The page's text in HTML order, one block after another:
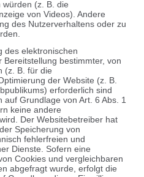
(z. B. die
von Videos). Andere
des Nutzerverhaltens oder zu
des elektronischen
bestimmter, von
(z. B. für die
der Website (z. B.
erforderlich sind
Grundlage von Art. 6 Abs. 1
keine andere
Der Websitebetreiber hat
Speicherung von
fehlerfreien und
Dienste. Sofern eine
Cookies und vergleichbaren
abgefragt wurde, erfolgt die